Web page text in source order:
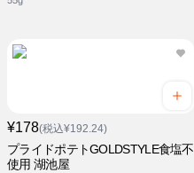
¥178(税込¥192.24)
プライドポテトGOLDSTYLE食塩不
使用 湖池屋